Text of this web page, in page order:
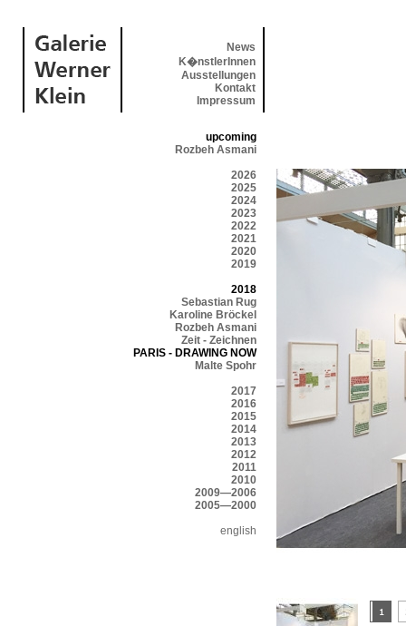
News
K�nstlerInnen
Ausstellungen
Kontakt
Impressum
upcoming
Rozbeh Asmani
2026
2025
2024
2023
2022
2021
2020
2019
2018
Sebastian Rug
Karoline Bröckel
Rozbeh Asmani
Zeit - Zeichnen
PARIS - DRAWING NOW
Malte Spohr
2017
2016
2015
2014
2013
2012
2011
2010
2009—2006
2005—2000
english